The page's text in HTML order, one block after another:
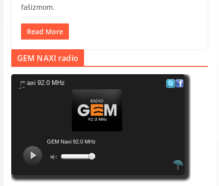
fašizmom.
Read More
GEM NAXI radio